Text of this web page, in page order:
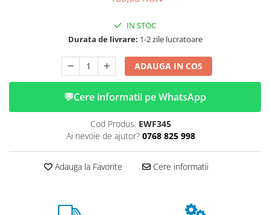
Controllere
Toate accesoriile la Triciclete
Masini Electrice
Masina Electrica Arora
IN STOC
Durata de livrare: 1-2 zile lucratoare
ADAUGA IN COS
💬Cere informatii pe WhatsApp
Cod Produs: EWF345
Ai nevoie de ajutor? 0768 825 998
Adauga la Favorite Cere informatii